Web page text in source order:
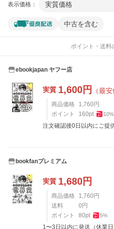
表示価格： 実質価格
中古を含む
ポイント・送料
ebookjapan ヤフー店
実質 1,600円 （最安
商品価格 1,760 円
ポイント
160pt 10%
注文確認後0日以内にご提
bookfanプレミアム
実質 1,680円
商品価格 1,760 円
送料
0 円
ポイント
80pt 5%
1〜3日以内に発送（休業日